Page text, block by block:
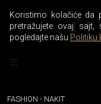
FASHION - NAKIT
Koristimo kolačiće da
pretražujete ovaj
pogledajte našu Politiku